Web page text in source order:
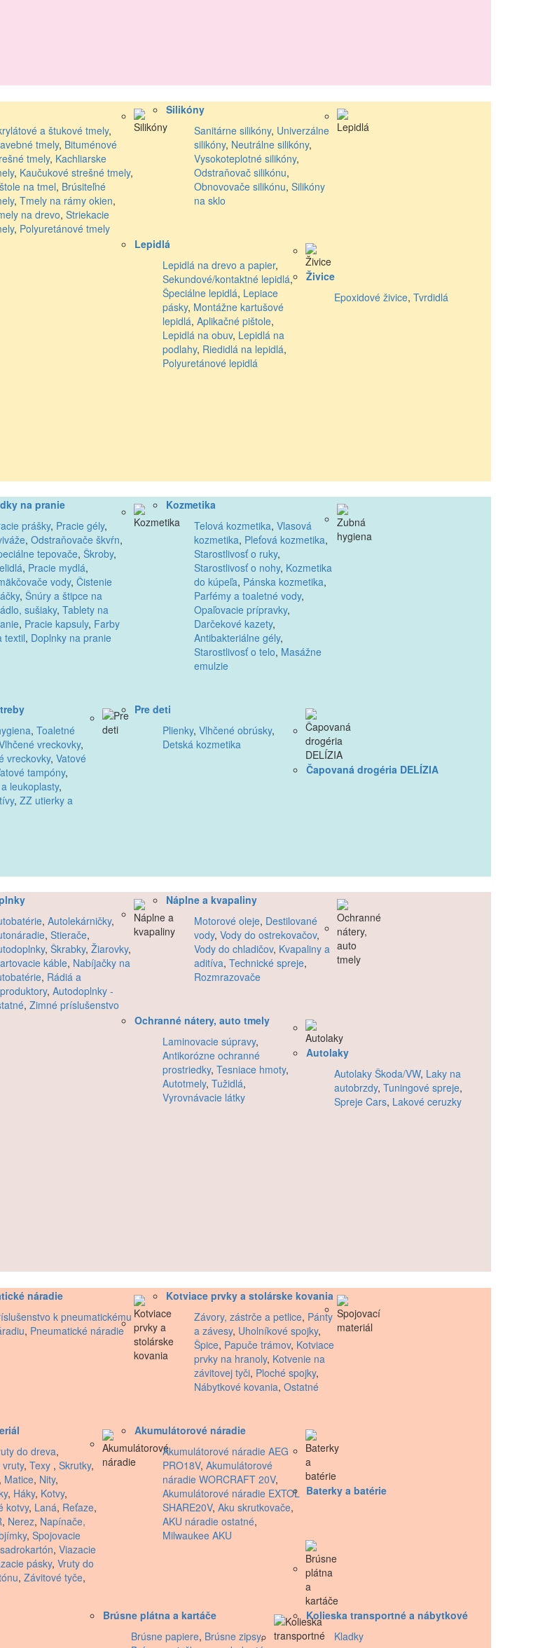
a štukové tmely,
tmely, Bituménové
tmely, Kachliarske
, Kaučukové strešné tmely,
na tmel, Brúsiteľné
, Tmely na rámy okien,
na drevo, Striekacie
, Polyuretánové tmely
Silikóny
Sanitárne silikóny, Univerzálne
silikóny, Neutrálne silikóny,
Vysokoteplotné silikóny,
Odstraňovač silikónu,
Obnovovače silikónu, Silikóny
na sklo
Lepidlá
Lepidlá na drevo a papier,
Sekundové/kontaktné lepidlá,
Špeciálne lepidlá, Lepiace
pásky, Montážne kartušové
lepidlá, Aplikačné pištole,
Lepidlá na obuv, Lepidlá na
podlahy, Riedidlá na lepidlá,
Polyuretánové lepidlá
Živice
Epoxidové živice, Tvrdidlá
na pranie
prášky, Pracie gély,
, Odstraňovače škvŕn,
tepovače, Škroby,
, Pracie mydlá,
vody, Čistenie
, Šnúry a štipce na
sušiaky, Tablety na
, Pracie kapsuly, Farby
textil, Doplnky na pranie
Kozmetika
Telová kozmetika, Vlasová
kozmetika, Pleťová kozmetika,
Starostlivosť o ruky,
Starostlivosť o nohy, Kozmetika
do kúpeľa, Pánska kozmetika,
Parfémy a toaletné vody,
Opaľovacie prípravky,
Darčekové kazety,
Antibakteriálne gély,
Starostlivosť o telo, Masážne
emulzie
, Toaletné
vreckovky,
vreckovky, Vatové
tampóny,
leukoplasty,
, ZZ utierky a
Pre deti
Plienky, Vlhčené obrúsky,
Detská kozmetika
Čapovaná drogéria DELÍZIA
, Autolekárničky,
, Stierače,
, Škrabky, Žiarovky,
káble, Nabíjačky na
, Rádiá a
, Autodoplnky -
, Zimné príslušenstvo
Náplne a kvapaliny
Motorové oleje, Destilované
vody, Vody do ostrekovačov,
Vody do chladičov, Kvapaliny a
aditíva, Technické spreje,
Rozmrazovače
Ochranné nátery, auto tmely
Laminovacie súpravy,
Antikorózne ochranné
prostriedky, Tesniace hmoty,
Autotmely, Tužidlá,
Vyrovnávacie látky
Autolaky
Autolaky Škoda/VW, Laky na
autobrzdy, Tuningové spreje,
Spreje Cars, Lakové ceruzky
náradie
k pneumatickému
, Pneumatické náradie
Kotviace prvky a stolárske kovania
Závory, zástrče a petlice, Pánty
a závesy, Uholníkové spojky,
Špice, Papuče trámov, Kotviace
prvky na hranoly, Kotvenie na
závitovej tyči, Ploché spojky,
Nábytkové kovania, Ostatné
do dreva,
, Texy , Skrutky,
Matice, Nity,
, Háky, Kotvy,
kotvy, Laná, Reťaze,
, Nerez, Napínače,
, Spojovacie
, Viazacie
pásky, Vruty do
, Závitové tyče,
Akumulátorové náradie
Akumulátorové náradie AEG
PRO18V, Akumulátorové
náradie WORCRAFT 20V,
Akumulátorové náradie EXTOL
SHARE20V, Aku skrutkovače,
AKU náradie ostatné,
Milwaukee AKU
Baterky a batérie
Brúsne plátna a kartáče
Brúsne papiere, Brúsne zipsy,
Kolieska transportné a nábytkové
Kladky